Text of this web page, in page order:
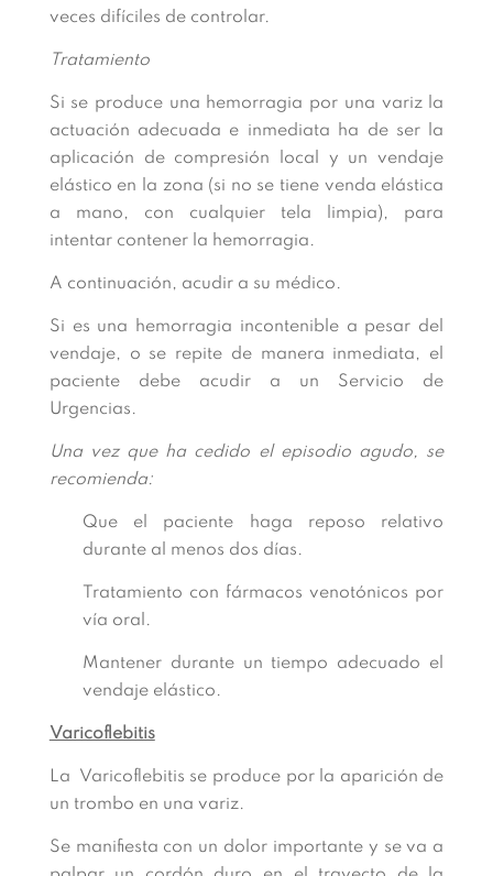
veces difíciles de controlar.
Tratamiento
Si se produce una hemorragia por una variz la
actuación adecuada e inmediata ha de ser la
aplicación de compresión local y un vendaje
elástico en la zona (si no se tiene venda elástica
a mano, con cualquier tela limpia), para
intentar contener la hemorragia.
A continuación, acudir a su médico.
Si es una hemorragia incontenible a pesar del
vendaje, o se repite de manera inmediata, el
paciente debe acudir a un Servicio de
Urgencias.
Una vez que ha cedido el episodio agudo, se
recomienda:
Que el paciente haga reposo relativo
durante al menos dos días.
Tratamiento con fármacos venotónicos por
vía oral.
Mantener durante un tiempo adecuado el
vendaje elástico.
Varicoflebitis
La Varicoflebitis se produce por la aparición de
un trombo en una variz.
Se manifiesta con un dolor importante y se va a